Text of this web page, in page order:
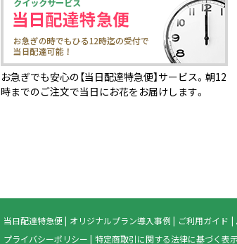
お急ぎでも安心の【当日配達特急便】サービス。朝12
時までのご注文で当日にお花をお届けします。
当日配達特急便 オリジナルプラン導入事例 ご利用ガイド
プライバシーポリシー
特定商取引に関する法律に基づく表